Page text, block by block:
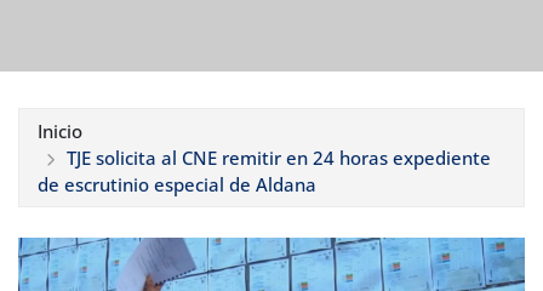
Inicio
TJE solicita al CNE remitir en 24 horas expediente
de escrutinio especial de Aldana